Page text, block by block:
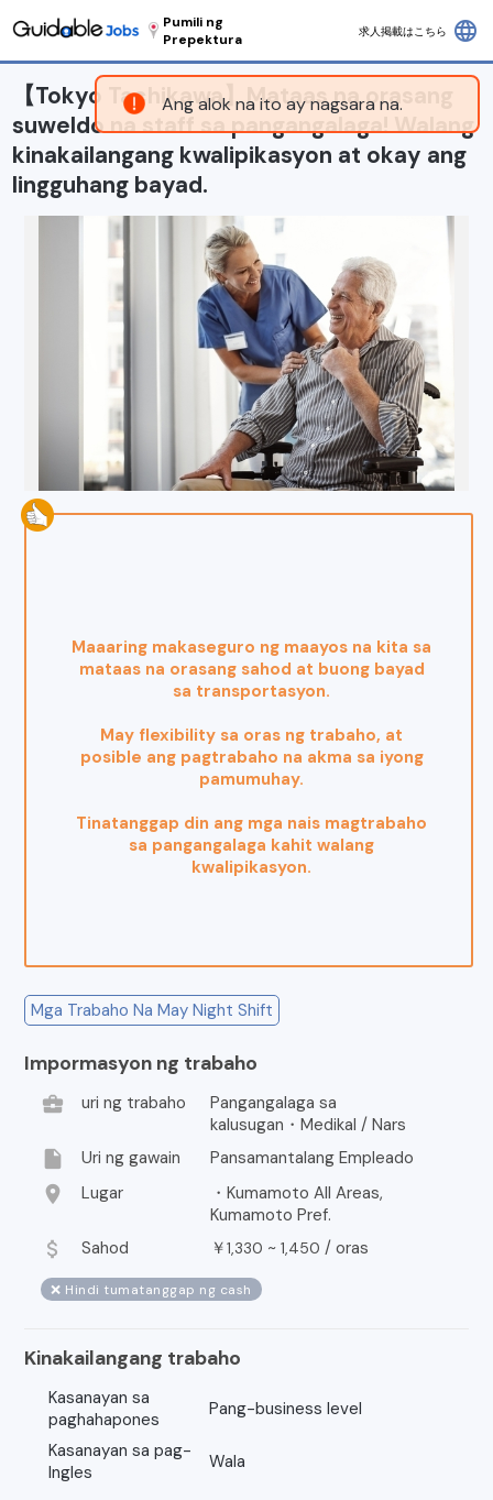
Ang alok na ito ay nagsara na.
Pumili ng
Prepektura
求人掲載はこちら language
【Tokyo Tachikawa】Mataas na orasang
suweldo na staff sa pangangalaga! Walang
kinakailangang kwalipikasyon at okay ang
lingguhang bayad.
Maaaring makaseguro ng maayos na kita sa
mataas na orasang sahod at buong bayad
sa transportasyon.
May flexibility sa oras ng trabaho, at
posible ang pagtrabaho na akma sa iyong
pamumuhay.
Tinatanggap din ang mga nais magtrabaho
sa pangangalaga kahit walang
kwalipikasyon.
Mga Trabaho Na May Night Shift
Impormasyon ng trabaho
business_center
uri ng trabaho
Pangangalaga sa
kalusugan・Medikal / Nars
insert_drive_file Uri ng gawain Pansamantalang Empleado
location_on Lugar
・Kumamoto All Areas,
Kumamoto Pref.
attach_money Sahod ￥1,330 ~ 1,450 / oras
❌ Hindi tumatanggap ng cash
Kinakailangang trabaho
Kasanayan sa
paghahapones
Pang-business level
Kasanayan sa pag-
Ingles
Wala